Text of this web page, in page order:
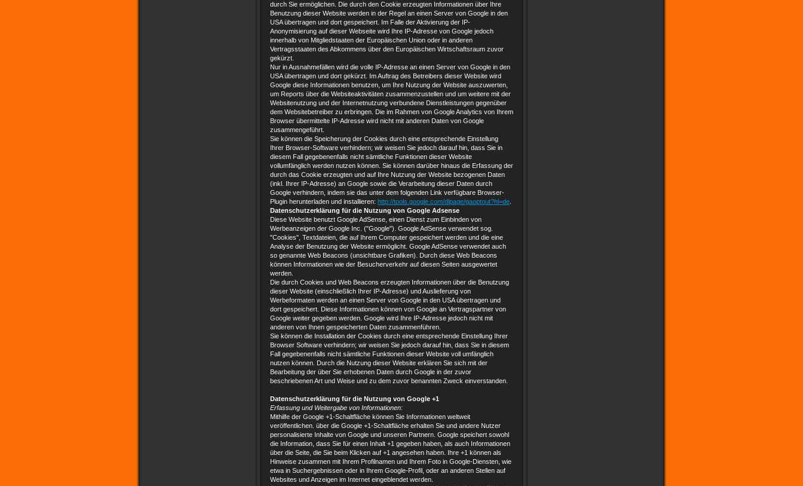
durch Sie ermöglichen. Die durch den Cookie erzeugten Informationen über Ihre
Benutzung dieser Website werden in der Regel an einen Server von Google in den
USA übertragen und dort gespeichert. Im Falle der Aktivierung der IP-
Anonymisierung auf dieser Webseite wird Ihre IP-Adresse von Google jedoch
innerhalb von Mitgliedstaaten der Europäischen Union oder in anderen
Vertragsstaaten des Abkommens über den Europäischen Wirtschaftsraum zuvor
gekürzt.
Nur in Ausnahmefällen wird die volle IP-Adresse an einen Server von Google in den
USA übertragen und dort gekürzt. Im Auftrag des Betreibers dieser Website wird
Google diese Informationen benutzen, um Ihre Nutzung der Website auszuwerten,
um Reports über die Websiteaktivitäten zusammenzustellen und um weitere mit der
Websitenutzung und der Internetnutzung verbundene Dienstleistungen gegenüber
dem Websitebetreiber zu erbringen. Die im Rahmen von Google Analytics von Ihrem
Browser übermittelte IP-Adresse wird nicht mit anderen Daten von Google
zusammengeführt.
Sie können die Speicherung der Cookies durch eine entsprechende Einstellung
Ihrer Browser-Software verhindern; wir weisen Sie jedoch darauf hin, dass Sie in
diesem Fall gegebenenfalls nicht sämtliche Funktionen dieser Website
vollumfänglich werden nutzen können. Sie können darüber hinaus die Erfassung der
durch das Cookie erzeugten und auf Ihre Nutzung der Website bezogenen Daten
(inkl. Ihrer IP-Adresse) an Google sowie die Verarbeitung dieser Daten durch
Google verhindern, indem sie das unter dem folgenden Link verfügbare Browser-
Plugin herunterladen und installieren: http://tools.google.com/dlpage/gaoptout?hl=de
Datenschutzerklärung für die Nutzung von Google Adsense
Diese Website benutzt Google AdSense, einen Dienst zum Einbinden von
Werbeanzeigen der Google Inc. ("Google"). Google AdSense verwendet sog.
"Cookies", Textdateien, die auf Ihrem Computer gespeichert werden und die eine
Analyse der Benutzung der Website ermöglicht. Google AdSense verwendet auch
so genannte Web Beacons (unsichtbare Grafiken). Durch diese Web Beacons
können Informationen wie der Besucherverkehr auf diesen Seiten ausgewertet
werden.
Die durch Cookies und Web Beacons erzeugten Informationen über die Benutzung
dieser Website (einschließlich Ihrer IP-Adresse) und Auslieferung von
Werbeformaten werden an einen Server von Google in den USA übertragen und
dort gespeichert. Diese Informationen können von Google an Vertragspartner von
Google weiter gegeben werden. Google wird Ihre IP-Adresse jedoch nicht mit
anderen von Ihnen gespeicherten Daten zusammenführen.
Sie können die Installation der Cookies durch eine entsprechende Einstellung Ihrer
Browser Software verhindern; wir weisen Sie jedoch darauf hin, dass Sie in diesem
Fall gegebenenfalls nicht sämtliche Funktionen dieser Website voll umfänglich
nutzen können. Durch die Nutzung dieser Website erklären Sie sich mit der
Bearbeitung der über Sie erhobenen Daten durch Google in der zuvor
beschriebenen Art und Weise und zu dem zuvor benannten Zweck einverstanden.
Datenschutzerklärung für die Nutzung von Google +1
Erfassung und Weitergabe von Informationen:
Mithilfe der Google +1-Schaltfläche können Sie Informationen weltweit
veröffentlichen. über die Google +1-Schaltfläche erhalten Sie und andere Nutzer
personalisierte Inhalte von Google und unseren Partnern. Google speichert sowohl
die Information, dass Sie für einen Inhalt +1 gegeben haben, als auch Informationen
über die Seite, die Sie beim Klicken auf +1 angesehen haben. Ihre +1 können als
Hinweise zusammen mit Ihrem Profilnamen und Ihrem Foto in Google-Diensten, wie
etwa in Suchergebnissen oder in Ihrem Google-Profil, oder an anderen Stellen auf
Websites und Anzeigen im Internet eingeblendet werden.